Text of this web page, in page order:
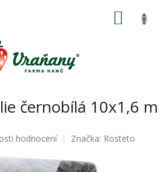
černobílá 10x1,6 m
hodnocení Značka: Rosteto